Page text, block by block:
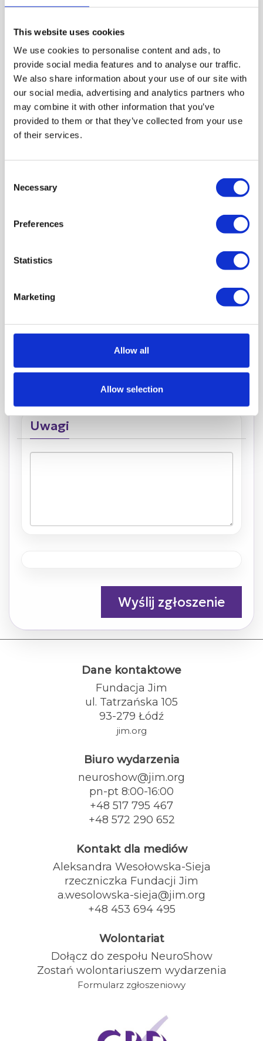
This website uses cookies
We use cookies to personalise content and ads, to
provide social media features and to analyse our traffic.
We also share information about your use of our site with
our social media, advertising and analytics partners who
may combine it with other information that you’ve
provided to them or that they’ve collected from your use
of their services.
Selection
Necessary
Preferences
Statistics
Marketing
Allow all
Allow selection
Nazwisko*
Telefon
E-mail*
Zestawienie opłat
Podane kwoty są wartościami brutto i
zawierają podatek VAT
0,00
Wybrana waluta PLN
Aktywuj
Uwagi
Wyślij zgłoszenie
Dane kontaktowe
Fundacja Jim
ul. Tatrzańska 105
93-279 Łódź
jim.org
Biuro wydarzenia
neuroshow@jim.org
pn-pt 8:00-16:00
+48 517 795 467
+48 572 290 652
Kontakt dla mediów
Aleksandra Wesołowska-Sieja
rzeczniczka Fundacji Jim
a.wesolowska-sieja@jim.org
+48 453 694 495
Wolontariat
Dołącz do zespołu NeuroShow
Zostań wolontariuszem wydarzenia
Formularz zgłoszeniowy